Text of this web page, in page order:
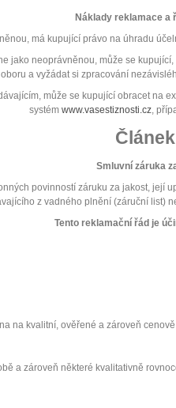
Náklady reklamace a
má kupující právo na úhradu
jako neoprávněnou, může se
oboru a vyžádat si zpracování
může se kupující obracet na
systém www.vasestiznosti.cz,
Smluvní záruka
povinností záruku za jakost, její
z vadného plnění (záruční list)
Tento reklamační řád je
na kvalitní, ověřené a zároveň
a zároveň některé kvalitativně